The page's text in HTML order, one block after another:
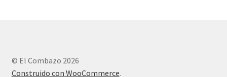
Marcas
© El Combazo 2026
Construido con WooCommerce.